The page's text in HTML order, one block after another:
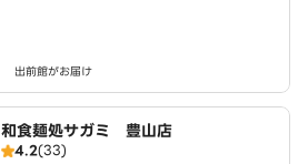
出前館がお届け
和食麺処サガミ 豊山店
4.2(33)